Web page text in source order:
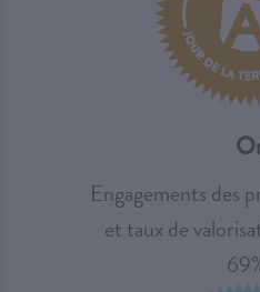
Engagements des
et taux de